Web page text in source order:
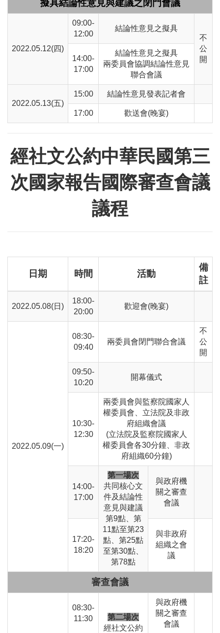
擬具結論性意見與建議之閉門會議
2022.05.12(四)
09:00-
12:00
結論性意見之擬具
不
公
開
14:00-
17:00
結論性意見之擬具
兩委員會協調結論性意見
聯合會議
2022.05.13(五)
15:00 結論性意見發表記者會
17:00 歡送會(晚宴)
經社文公約中華民國第三
次國家報告國際審查會議
議程
日期 時間 活動
備
註
2022.05.08(日)
18:00-
20:00
歡迎會(晚宴)
2022.05.09(一)
08:30-
09:40
兩委員會閉門聯合會議
不
公
開
09:50-
10:20
開幕儀式
10:30-
12:30
兩委員會與監察院國家人
權委員會、立法院及非政
府組織會議
(立法院及監察院國家人
權委員會各30分鐘、非政
府組織60分鐘)
14:00-
17:00
第一場次
共同核心文
件及結論性
意見與建議
第9點、第
11點至第23
點、第25點
至第30點、
第78點
與政府機
關之審查
會議
17:20-
18:20
與非政府
組織之會
議
審查會議
08:30-
11:30
第二場次
經社文公約
與政府機
關之審查
會議